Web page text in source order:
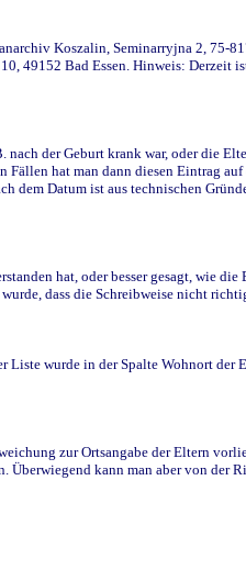
Koszalin, Seminarryjna 2, 75-
49152 Bad Essen. Hinweis: Derzeit
der Geburt krank war, oder die
hat man dann diesen Eintrag
dem Datum ist aus technischen
hat, oder besser gesagt, wie die
dass die Schreibweise nicht
wurde in der Spalte Wohnort der
zur Ortsangabe der Eltern
kann man aber von der